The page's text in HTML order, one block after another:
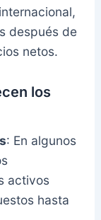
después de
netos.
los
: En algunos
activos
hasta